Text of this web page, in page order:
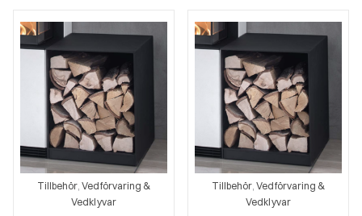
Tillbehör ,Vedförvaring &
Vedklyvar
Tillbehör ,Vedförvaring &
Vedklyvar